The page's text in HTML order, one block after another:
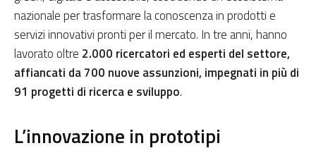
nazionale per trasformare la conoscenza in prodotti e
servizi innovativi pronti per il mercato. In tre anni, hanno
lavorato oltre 2.000 ricercatori ed esperti del settore,
affiancati da 700 nuove assunzioni, impegnati in più di
91 progetti di ricerca e sviluppo.
L’innovazione in prototipi